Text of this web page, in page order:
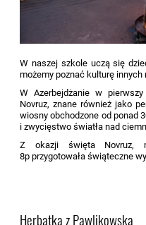
W naszej szkole uczą się
możemy poznać kulturę innych
W Azerbejdżanie w
Novruz, znane również jako
wiosny obchodzone od ponad
i zwycięstwo światła nad
Z okazji święta Novruz,
8p przygotowała świąteczne
Herbatka z Pawlikowską